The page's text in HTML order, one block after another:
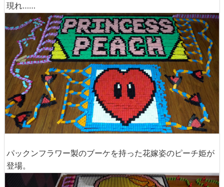
現れ……
パックンフラワー製のブーケを持った花嫁姿のピーチ姫が
登場。